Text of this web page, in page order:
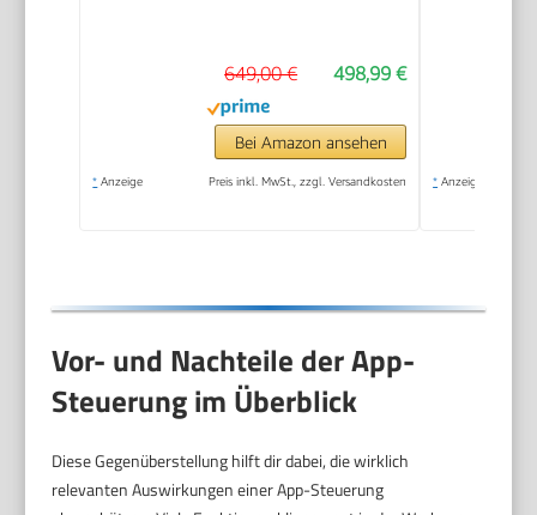
Hindernisvermeidung,
App Steuerung,
passiert 0,7 m
schmale Stellen
498,99 €
649,00 €
Bei Amazon ansehen
* Anzeige Preis inkl. MwSt., zzgl. Versandkosten * Anzeige
Vor- und Nachteile der App-
Steuerung im Überblick
Diese Gegenüberstellung hilft dir dabei, die wirklich
relevanten Auswirkungen einer App-Steuerung